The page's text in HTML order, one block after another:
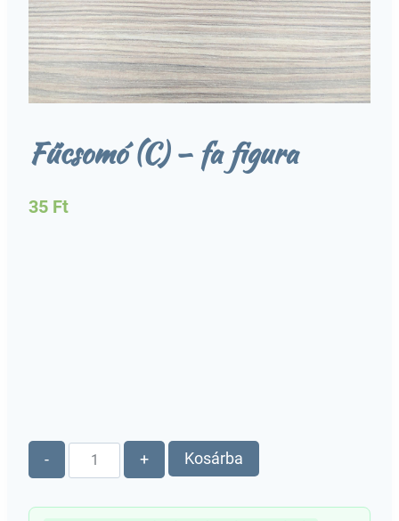
Fűcsomó (C) – fa figura
35 Ft
-
Fűcsomó
(C)
+ Kosárba